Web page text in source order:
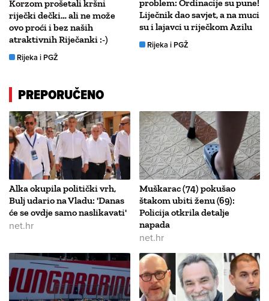
Korzom prošetali kršni
riječki dečki… ali ne može
ovo proći i bez naših
atraktivnih Riječanki :-)
Rijeka i PGŽ
problem: Ordinacije su pune!
Liječnik dao savjet, a na muci
su i lajavci u riječkom Azilu
Rijeka i PGŽ
PREPORUČENO
Alka okupila politički vrh,
Bulj udario na Vladu: 'Danas
će se ovdje samo naslikavati'
net.hr
Muškarac (74) pokušao
štakom ubiti ženu (69):
Policija otkrila detalje
napada
net.hr